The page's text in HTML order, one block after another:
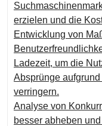
erzielen und die
Entwicklung von
Ladezeit, um die
Absprünge
verringern.
Analyse von
besser abheben